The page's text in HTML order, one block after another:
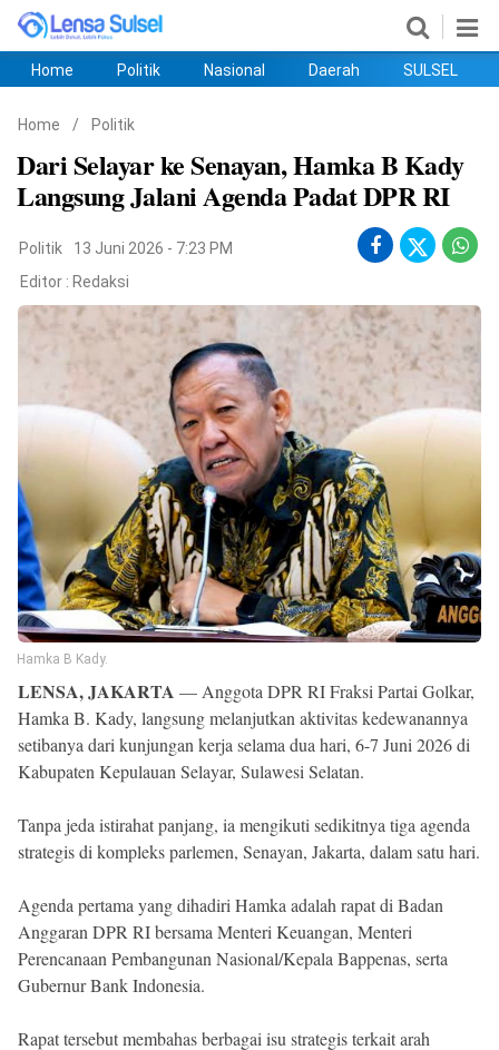
Copyright
lensasulsel.com
All
Right
Reserved
Home Politik Nasional Daerah SULSEL
Home / Politik
Dari Selayar ke Senayan, Hamka B Kady
Langsung Jalani Agenda Padat DPR RI
Politik
13 Juni 2026 - 7:23 PM
Editor : Redaksi
Hamka B Kady.
LENSA, JAKARTA — Anggota DPR RI Fraksi Partai Golkar,
Hamka B. Kady, langsung melanjutkan aktivitas kedewanannya
setibanya dari kunjungan kerja selama dua hari, 6-7 Juni 2026 di
Kabupaten Kepulauan Selayar, Sulawesi Selatan.
Tanpa jeda istirahat panjang, ia mengikuti sedikitnya tiga agenda
strategis di kompleks parlemen, Senayan, Jakarta, dalam satu hari.
Agenda pertama yang dihadiri Hamka adalah rapat di Badan
Anggaran DPR RI bersama Menteri Keuangan, Menteri
Perencanaan Pembangunan Nasional/Kepala Bappenas, serta
Gubernur Bank Indonesia.
Rapat tersebut membahas berbagai isu strategis terkait arah